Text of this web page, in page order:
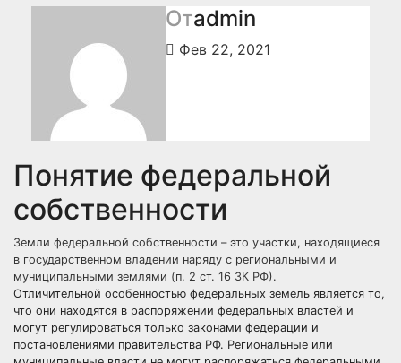
Отadmin
Фев 22, 2021
Понятие федеральной
собственности
Земли федеральной собственности – это участки, находящиеся
в государственном владении наряду с региональными и
муниципальными землями (п. 2 ст. 16 ЗК РФ).
Отличительной особенностью федеральных земель является то,
что они находятся в распоряжении федеральных властей и
могут регулироваться только законами федерации и
постановлениями правительства РФ. Региональные или